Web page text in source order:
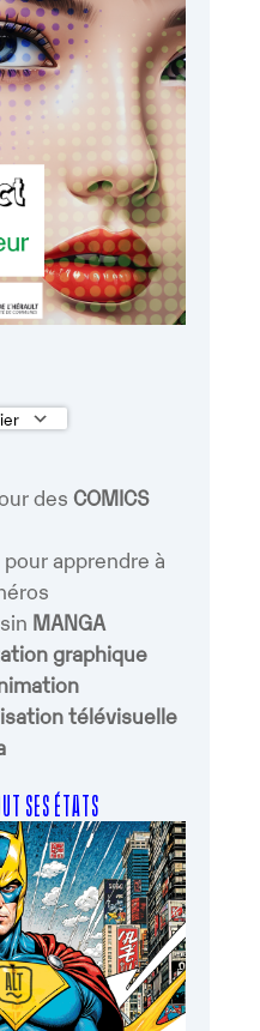
desCOMICS
apprendre à
MANGA
graphique
télévisuelle
SES ÉTATS